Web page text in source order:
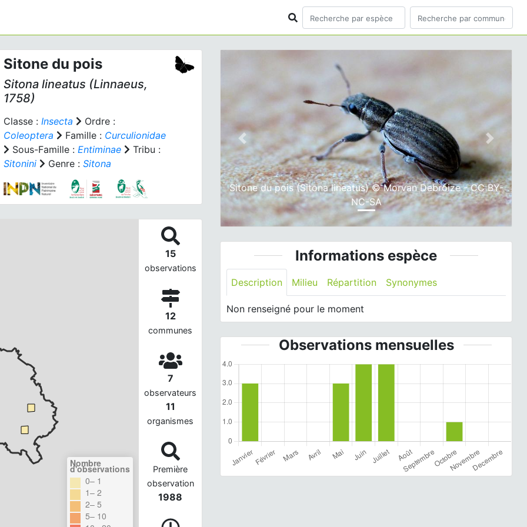
Sitone du pois
Sitona lineatus (Linnaeus,
1758)
Classe : Insecta
Ordre :
Coleoptera
Famille : Curculionidae
Sous-Famille : Entiminae
Tribu :
Sitonini
Genre : Sitona
Nombre
d'observations
0– 1
1– 2
2– 5
5– 10
15
observations
12
communes
7
observateurs
11
organismes
Première
observation
1988
Sitone du pois (Sitona lineatus) © Morvan Debroize - CC BY-
NC-SA
Previous Next
Informations espèce
Description Milieu Répartition Synonymes
Non renseigné pour le moment
Observations mensuelles